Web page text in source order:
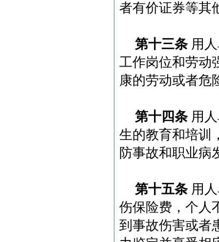
者有价证券等其
第十三条用人
工作岗位和劳动
康的劳动或者危
第十四条 用
生的教育和培训
防事故和职业病
第十五条用人
伤保险费，个人
到事故伤害或者